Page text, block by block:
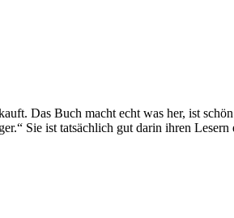
Das Buch macht echt was her, ist
Sie ist tatsächlich gut darin ihren